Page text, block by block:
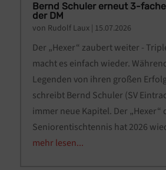
Bernd Schuler erneut 3-
der DM
von Rudolf Laux| 15.07.2026
Der „Hexer“ zaubert weiter -
macht es einfach wieder.
Legenden von ihren großen
schreibt Bernd Schuler (SV
immer neue Kapitel. Der „Hexer“
Seniorentischtennis hat 2026
mehr lesen...